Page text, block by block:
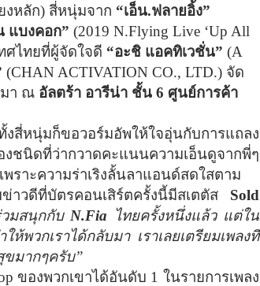
งหลัก) สี่หนุ่มจาก “เอ็น.ฟลายอิ้ง”
แบงคอก” (2019 N.Flying Live ‘Up All
ศไทยที่ผู้จัดใจดี “อะชิ แอคทิเวชั่น” (A
(CHAN ACTIVATION CO., LTD.) จัด
า ณ อัลตร้า อารีน่า ชั้น 6 ศูนย์การค้า
สี่หนุ่มก็ขอวอร์มอัพให้ใจอุ่นกับการแถลง
งชนิดที่ว่ากวาดคะแนนความเอ็นดูจากพี่ๆ
ราะความร่าเริงลั้นลาแอนด์สดใสตาม
าวดีที่บัตรคอนเสิร์ตครั้งนี้มีสเตตัส Sold
วมสนุกกับ N.Fia
ไทยครั้งหนึ่งแล้ว แต่ใน
พวกเราได้กลับมา เราเลยเตรียมเพลงที่
มากๆครับ”
ของพวกเขาได้อันดับ 1 ในรายการเพลง